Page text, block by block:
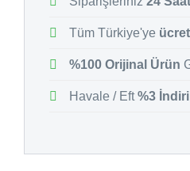
Tüm Türkiye'ye
%100 Orijinal Ürün
Havale / Eft%3